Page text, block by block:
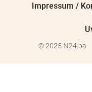
Impressum /
© 2025 N24.ba